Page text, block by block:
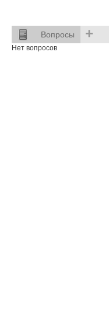
Вопросы +
Нет вопросов